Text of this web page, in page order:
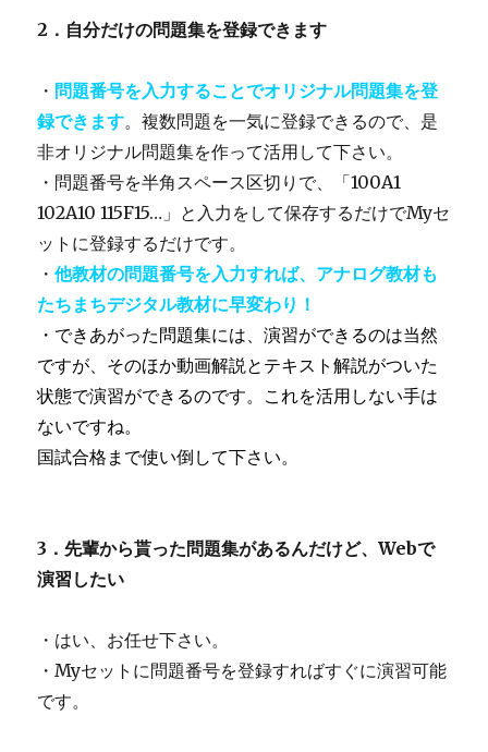
2．自分だけの問題集を登録できます
・ 問題番号を入力することでオリジナル問題集を登
録できます。複数問題を一気に登録できるので、是
非オリジナル問題集を作って活用して下さい。
・問題番号を半角スペース区切りで、「100A1
102A10 115F15…」と入力をして保存するだけでMyセ
ットに登録するだけです。
・他教材の問題番号を入力すれば、アナログ教材も
たちまちデジタル教材に早変わり！
・ できあがった問題集には、演習ができるのは当然
ですが、そのほか動画解説とテキスト解説がついた
状態で演習ができるのです。これを活用しない手は
ないですね。
国試合格まで使い倒して下さい。
3．先輩から貰った問題集があるんだけど、Webで
演習したい
・はい、お任せ下さい。
・Myセットに問題番号を登録すればすぐに演習可能
です。